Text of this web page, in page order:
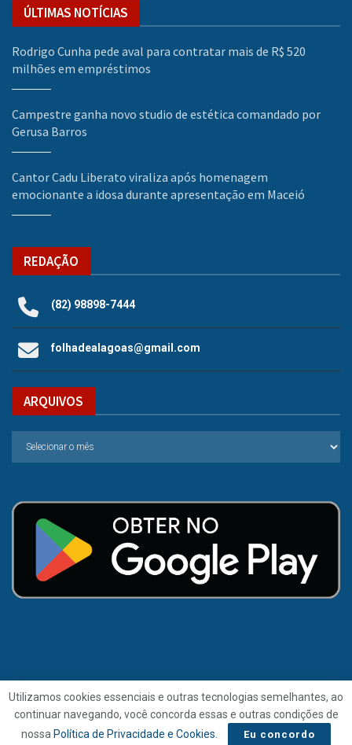
ÚLTIMAS NOTÍCIAS
Rodrigo Cunha pede aval para contratar mais de R$ 520
milhões em empréstimos
Campestre ganha novo studio de estética comandado por
Gerusa Barros
Cantor Cadu Liberato viraliza após homenagem
emocionante a idosa durante apresentação em Maceió
REDAÇÃO
(82) 98898-7444
folhadealagoas@gmail.com
ARQUIVOS
Utilizamos cookies essenciais e outras tecnologias semelhantes, ao
continuar navegando, você concorda essas e outras condições de
nossa Política de Privacidade e Cookies Eu concordo